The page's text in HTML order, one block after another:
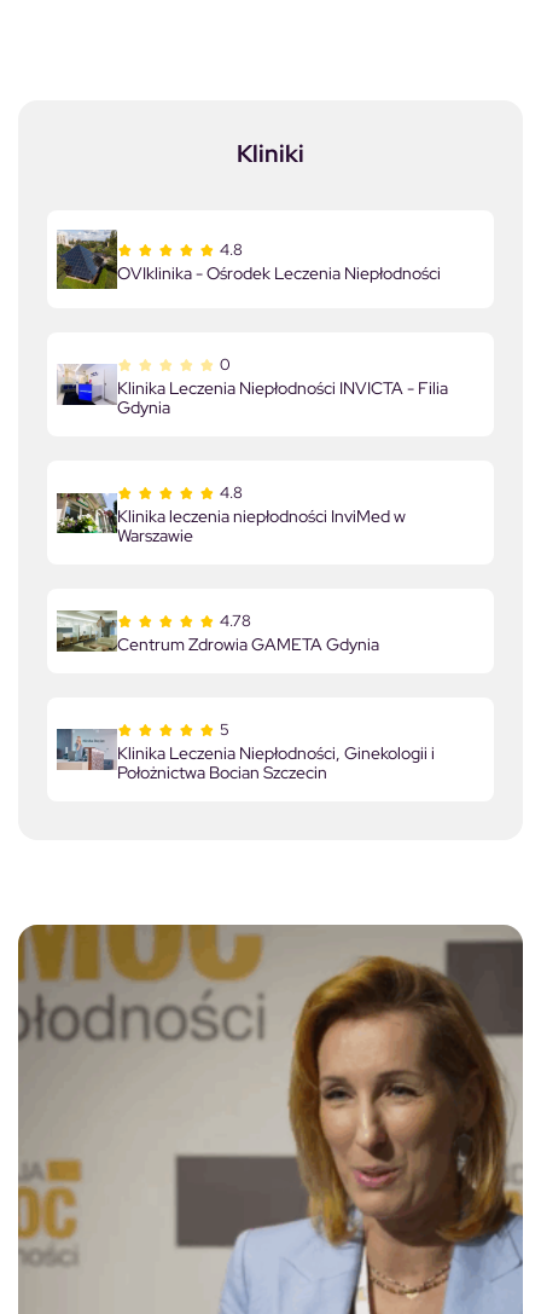
Kliniki
4.8
OVIklinika - Ośrodek Leczenia Niepłodności
0
Klinika Leczenia Niepłodności INVICTA - Filia
Gdynia
4.8
Klinika leczenia niepłodności InviMed w
Warszawie
4.78
Centrum Zdrowia GAMETA Gdynia
5
Klinika Leczenia Niepłodności, Ginekologii i
Położnictwa Bocian Szczecin